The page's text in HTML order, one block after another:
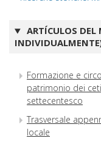
ARTÍCULOS
Formazione e
patrimonio dei
settecentesco
Trasversale
locale